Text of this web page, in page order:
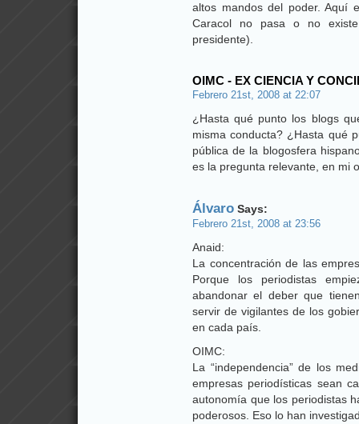
altos mandos del poder. Aquí
Caracol no pasa o no
presidente).
OIMC - EX CIENCIA Y
Febrero 21st, 2008 at 22:07
¿Hasta qué punto los blogs
misma conducta? ¿Hasta qué
pública de la blogosfera
es la pregunta relevante, en mi
Álvaro Says:
Febrero 21st, 2008 at 23:56
Anaid:
La concentración de las
Porque los periodistas
abandonar el deber que
servir de vigilantes de los
en cada país.
OIMC:
La “independencia” de los
empresas periodísticas sean
autonomía que los periodistas
poderosos. Eso lo han